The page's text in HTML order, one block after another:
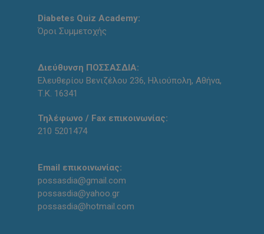
Diabetes Quiz Academy:
Όροι Συμμετοχής
Διεύθυνση ΠΟΣΣΑΣΔΙΑ:
Ελευθερίου Βενιζέλου 236, Ηλιούπολη, Αθήνα,
Τ.Κ. 16341
Τηλέφωνο / Fax επικοινωνίας:
210 5201474
Email επικοινωνίας:
possasdia@gmail.com
possasdia@yahoo.gr
possasdia@hotmail.com